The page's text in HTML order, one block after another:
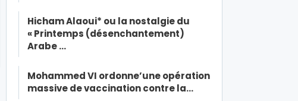
Hicham Alaoui* ou la nostalgie du
« Printemps (désenchantement)
Arabe …
Mohammed VI ordonne’une opération
massive de vaccination contre la…